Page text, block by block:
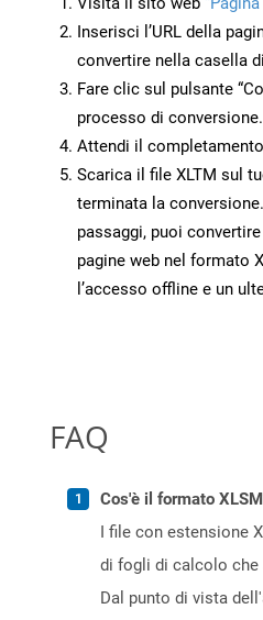
Inserisci l’URL della
convertire nella casella
Fare clic sul pulsante
processo di conversione.
Attendi il
Scarica il file XLTM sul
terminata la
passaggi, puoi
pagine web nel formato
l’accesso offline e un
FAQ
Cos'è il formato
I file con estensione
di fogli di calcolo che
Dal punto di vista